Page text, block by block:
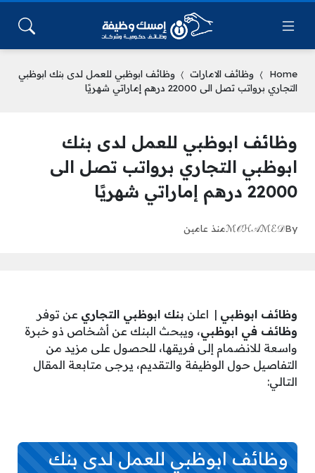
Home وظائف الامارات
وظائف ابوظبي للعمل لدى بنك ابوظبي
التجاري برواتب تصل الى 22000 درهم إماراتي شهريًا
وظائف ابوظبي للعمل لدى بنك
ابوظبي التجاري برواتب تصل الى
22000 درهم إماراتي شهريًا
By
ℳ𝒪ℋ𝒜ℳℰ𝒟منذ عامين
وظائف ابوظبي | اعلن بنك ابوظبي التجاري عن توفر
وظائف في ابوظبي، ويبحث البنك عن أشخاص ذو خبرة
واسعة للانضمام إلى فريقها، للحصول على مزيد من
التفاصيل حول الوظيفة والتقديم، يرجى متابعة المقال
التالي:
وظائف ابوظبي للعمل لدى بنك